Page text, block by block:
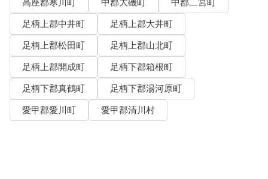
高座郡寒川町
中郡大磯町
中郡二宮町
足柄上郡中井町
足柄上郡大井町
足柄上郡松田町
足柄上郡山北町
足柄上郡開成町
足柄下郡箱根町
足柄下郡真鶴町
足柄下郡湯河原町
愛甲郡愛川町
愛甲郡清川村